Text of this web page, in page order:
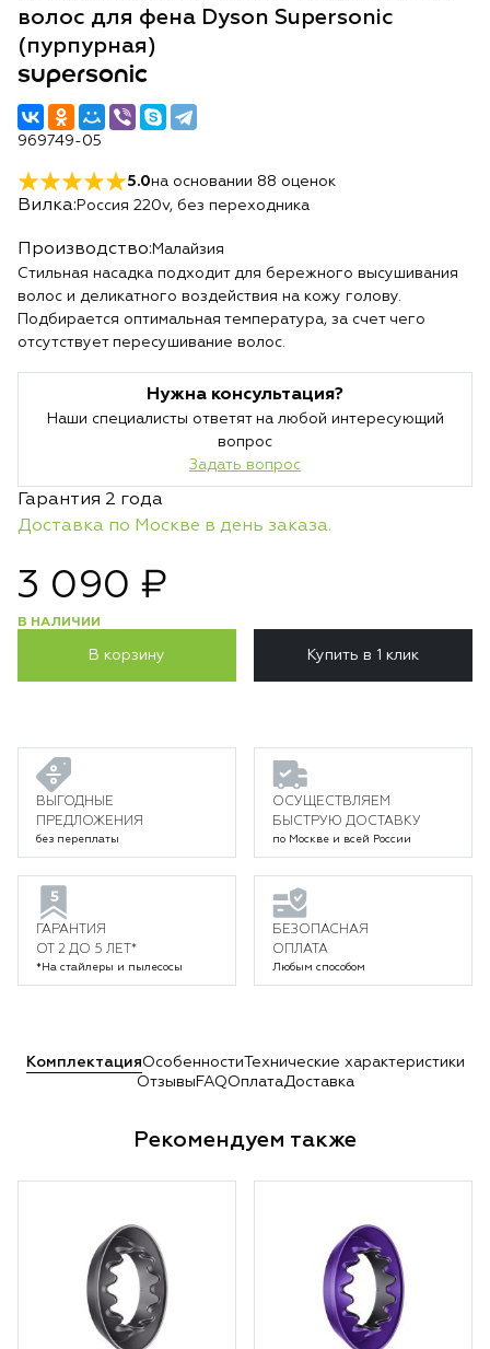
волос для фена Dyson Supersonic
(пурпурная)
supersonic
969749-05
5.0на основании 88 оценок
Вилка: Россия 220v, без переходника
Производство: Малайзия
Стильная насадка подходит для бережного высушивания
волос и деликатного воздействия на кожу голову.
Подбирается оптимальная температура, за счет чего
отсутствует пересушивание волос.
Нужна консультация?
Наши специалисты ответят на любой интересующий
вопрос
Задать вопрос
Гарантия 2 года
Доставка по Москве в день заказа.
3 090 ₽
В НАЛИЧИИ
В корзину Купить в 1 клик
ВЫГОДНЫЕ
ПРЕДЛОЖЕНИЯ
без переплаты
ОСУЩЕСТВЛЯЕМ
БЫСТРУЮ ДОСТАВКУ
по Москве и всей России
ГАРАНТИЯ
ОТ 2 ДО 5 ЛЕТ*
*На стайлеры и пылесосы
БЕЗОПАСНАЯ
ОПЛАТА
Любым способом
КомплектацияОсобенности Технические характеристики
Отзывы FAQОплатаДоставка
Рекомендуем также